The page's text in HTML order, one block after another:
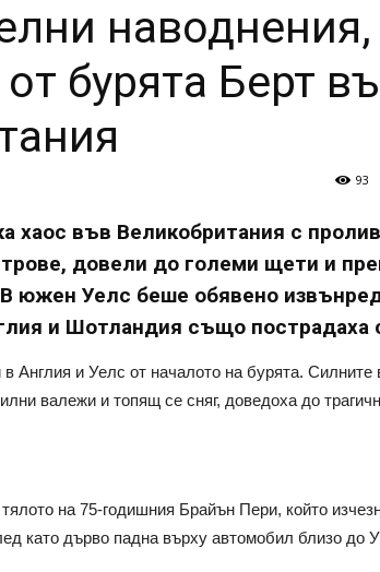
наводнения,
бурята Берт
93
хаос във Великобритания с
довели до големи щети и
В южен Уелс беше обявено
и Шотландия също пострадаха
Англия и Уелс от началото на бурята. Силните
валежи и топящ се сняг, доведоха до
на 75-годишния Брайън Пери, който
като дърво падна върху автомобил близо до